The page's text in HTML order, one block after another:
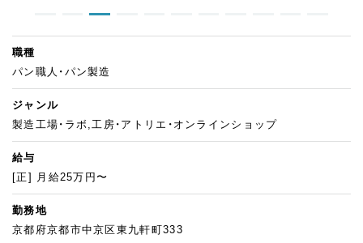
職種
パン職人・パン製造
ジャンル
製造工場・ラボ,工房・アトリエ・オンラインショップ
給与
[正] 月給25万円〜
勤務地
京都府京都市中京区東九軒町333